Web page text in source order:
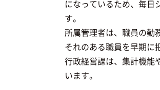
になっているため、毎日
す。
所属管理者は、職員の勤
それのある職員を早期に
行政経営課は、集計機能
います。